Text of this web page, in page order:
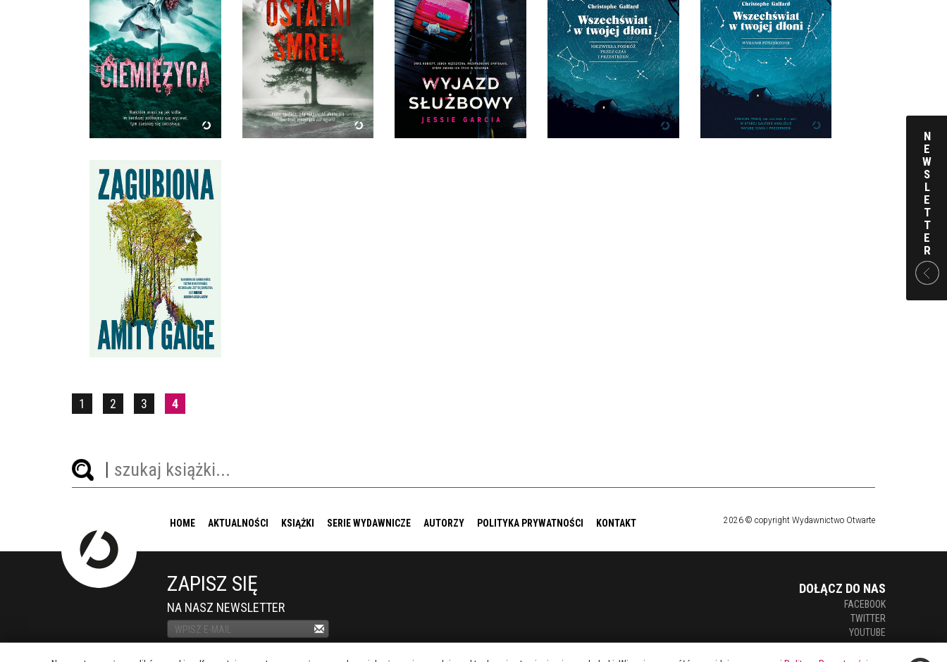
CIEMIĘŻYCA
MARIA GĄSIENICA
ZAWADZKA
OPRAWA MIĘKKA
54,99 ZŁ
OSTATNI SMREK
MARIA GĄSIENICA
ZAWADZKA
OPRAWA MIĘKKA
54,99 ZŁ
WYJAZD SŁUŻBOWY
JESSIE GARCIA
OPRAWA MIĘKKA
54,99 ZŁ
WSZECHŚWIAT W
TWOJEJ DŁONI
CHRISTOPHE GALFARD
OPRAWA TWARDA
39,90 ZŁ
WSZECHŚWIAT W
TWOJEJ DŁONI
CHRISTOPHE GALFARD
OPRAWA MIĘKKA
59,99 ZŁ
ZAGUBIONA
AMITY GAIGE
OPRAWA MIĘKKA
54,99 ZŁ
1 2 3 4
HOME AKTUALNOŚCI KSIĄŻKI SERIE WYDAWNICZE AUTORZY POLITYKA PRYWATNOŚCI KONTAKT 2026 © copyright Wydawnictwo Otwarte
ZAPISZ SIĘ
NA NASZ NEWSLETTER
DOŁĄCZ DO NAS
FACEBOOK
TWITTER
YOUTUBE
N
E
W
S
L
E
T
T
E
R